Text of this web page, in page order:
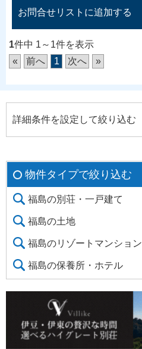
お問合せリストに追加する
1件中 1～1件を表示
«
前へ 1 次へ »
詳細条件を設定して絞り込む
物件タイプで絞り込む
福島の別荘・一戸建て
福島の土地
福島のリゾートマンション
福島の保養所・ホテル